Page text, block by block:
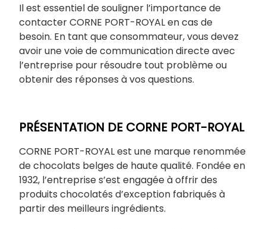
Il est essentiel de souligner l’importance de
contacter CORNE PORT-ROYAL en cas de
besoin. En tant que consommateur, vous devez
avoir une voie de communication directe avec
l’entreprise pour résoudre tout problème ou
obtenir des réponses à vos questions.
PRÉSENTATION DE CORNE PORT-ROYAL
CORNE PORT-ROYAL est une marque renommée
de chocolats belges de haute qualité. Fondée en
1932, l’entreprise s’est engagée à offrir des
produits chocolatés d’exception fabriqués à
partir des meilleurs ingrédients.